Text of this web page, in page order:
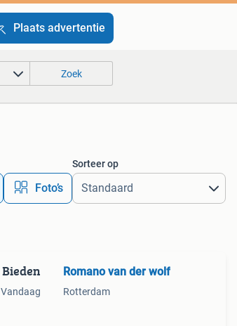
Plaats advertentie
Zoek
Foto’s
Sorteer op
Bieden
Vandaag
Romano van der wolf
Rotterdam